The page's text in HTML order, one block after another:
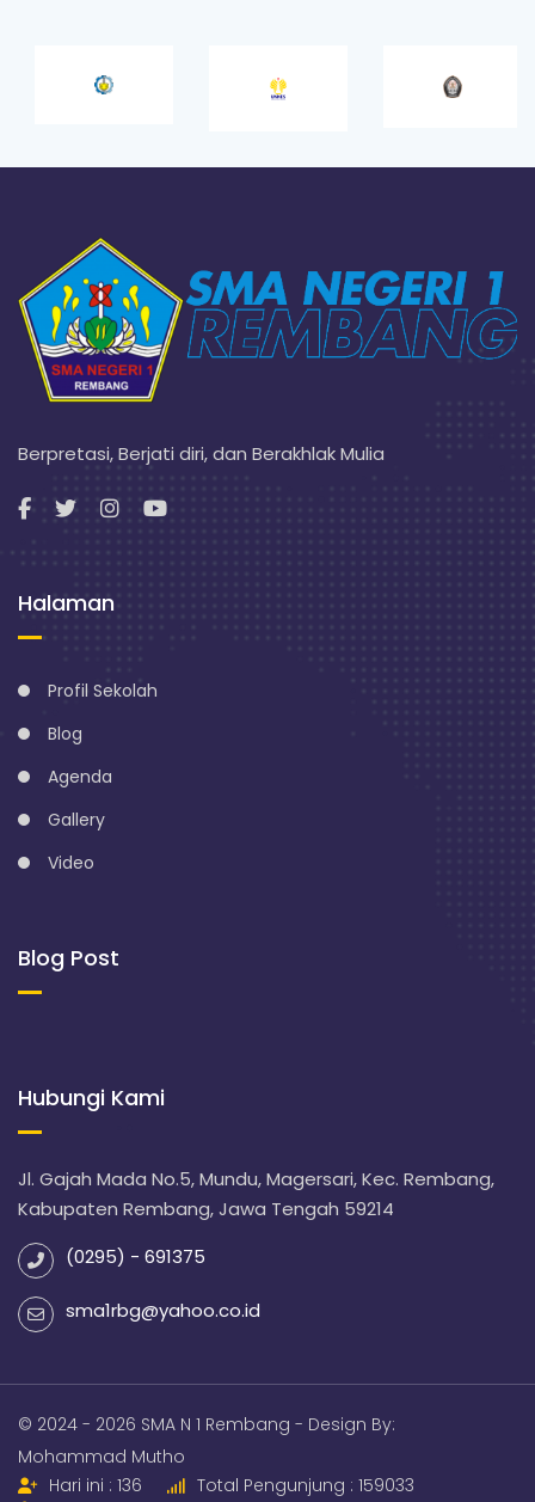
Berpretasi, Berjati diri, dan Berakhlak Mulia
Halaman
Profil Sekolah
Blog
Agenda
Gallery
Video
Blog Post
Hubungi Kami
Jl. Gajah Mada No.5, Mundu, Magersari, Kec. Rembang,
Kabupaten Rembang, Jawa Tengah 59214
(0295) - 691375
sma1rbg@yahoo.co.id
© 2024 - 2026 SMA N 1 Rembang - Design By:
Mohammad Mutho
Hari ini : 136
Total Pengunjung : 159033